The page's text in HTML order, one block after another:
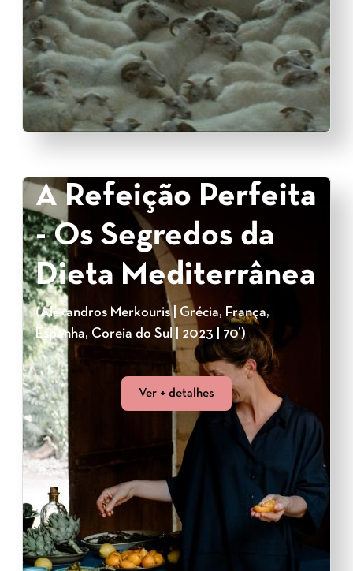
A Refeição Perfeita
- Os Segredos da
Dieta Mediterrânea
(Alexandros Merkouris | Grécia, França,
Espanha, Coreia do Sul | 2023 | 70’)
Ver + detalhes